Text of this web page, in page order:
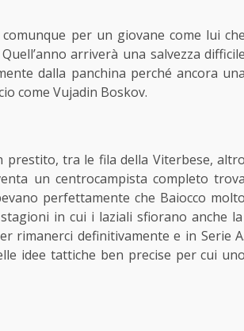
per un giovane come lui che
arriverà una salvezza difficile
dalla panchina perché ancora una
come Vujadin Boskov.
prestito, tra le fila della Viterbese, altro
un centrocampista completo trova
perfettamente che Baiocco molto
in cui i laziali sfiorano anche la
rimanerci definitivamente e in Serie A.
idee tattiche ben precise per cui uno